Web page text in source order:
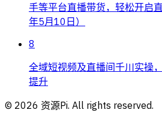
手等平台直播带货，轻松开启
年5月10日）
8
全域短视频及直播间千川实操
提升
© 2026 资源Pi. All rights reserved.